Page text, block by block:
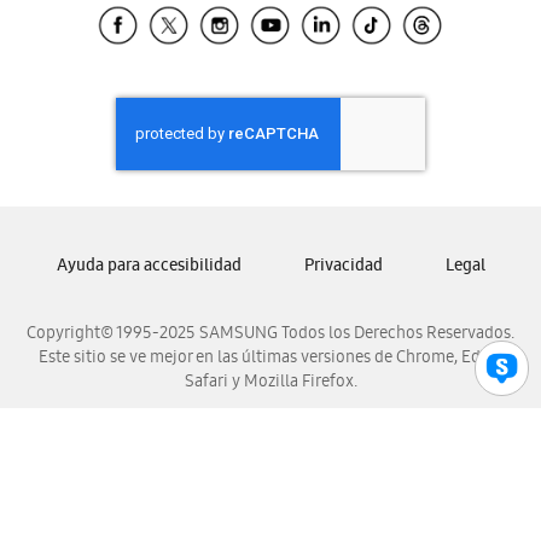
Samsung El Salvador
Samsung Honduras
Samsung Nicaragua
Samsung Panamá
Samsung Venezuela
Copyright© 1995-2025 SAMSUNG Todos los Derechos Reservados.
Este sitio se ve mejor en las últimas versiones de Chrome, Edge,
Safari y Mozilla Firefox.
Ayuda para accesibilidad Privacidad Legal